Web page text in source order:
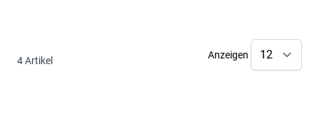
4Artikel Anzeigen